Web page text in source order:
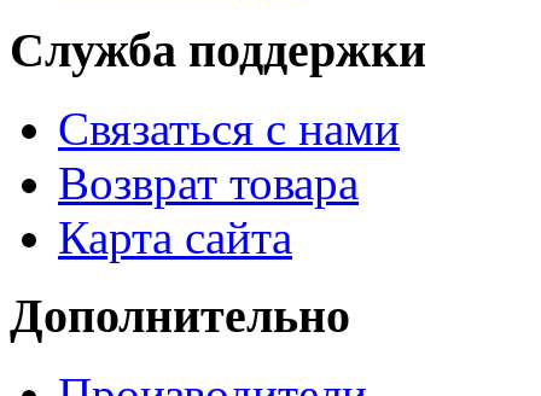
Служба поддержки
Связаться с нами
Возврат товара
Карта сайта
Дополнительно